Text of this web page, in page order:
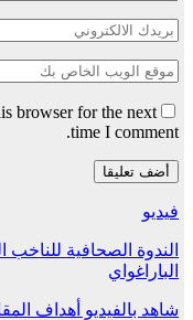
browser for the next
time I comment.
فيديو
الندوة الصحافية
الباراغواي
شاهد بالفيديو أهداف